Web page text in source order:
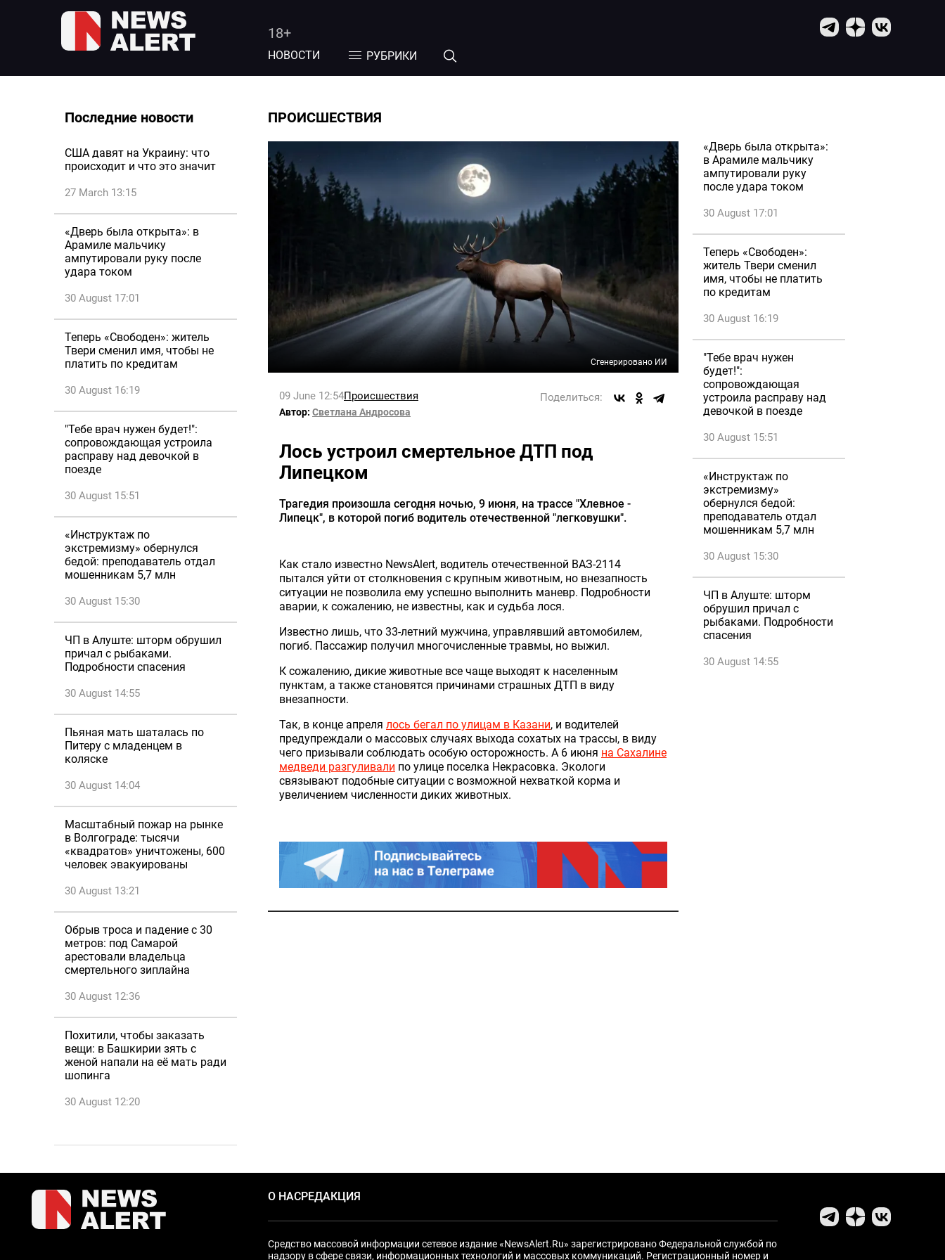
18+
НОВОСТИ РУБРИКИ
Последние новости
США давят на Украину: что
происходит и что это значит
27 March 13:15
«Дверь была открыта»: в
Арамиле мальчику
ампутировали руку после
удара током
30 August 17:01
Теперь «Свободен»: житель
Твери сменил имя, чтобы не
платить по кредитам
30 August 16:19
"Тебе врач нужен будет!":
сопровождающая устроила
расправу над девочкой в
поезде
30 August 15:51
«Инструктаж по
экстремизму» обернулся
бедой: преподаватель отдал
мошенникам 5,7 млн
30 August 15:30
ЧП в Алуште: шторм обрушил
причал с рыбаками.
Подробности спасения
30 August 14:55
Пьяная мать шаталась по
Питеру с младенцем в
коляске
30 August 14:04
Масштабный пожар на рынке
в Волгограде: тысячи
«квадратов» уничтожены, 600
человек эвакуированы
30 August 13:21
Обрыв троса и падение с 30
метров: под Самарой
арестовали владельца
смертельного зиплайна
30 August 12:36
Похитили, чтобы заказать
вещи: в Башкирии зять с
женой напали на её мать ради
шопинга
30 August 12:20
ПРОИСШЕСТВИЯ
Сгенерировано ИИ
09 June 12:54Происшествия Поделиться:
Автор: Светлана Андросова
Лось устроил смертельное ДТП под
Липецком
Трагедия произошла сегодня ночью, 9 июня, на трассе "Хлевное -
Липецк", в которой погиб водитель отечественной "легковушки".
Как стало известно NewsAlert, водитель отечественной ВАЗ-2114
пытался уйти от столкновения с крупным животным, но внезапность
ситуации не позволила ему успешно выполнить маневр. Подробности
аварии, к сожалению, не известны, как и судьба лося.
Известно лишь, что 33-летний мужчина, управлявший автомобилем,
погиб. Пассажир получил многочисленные травмы, но выжил.
К сожалению, дикие животные все чаще выходят к населенным
пунктам, а также становятся причинами страшных ДТП в виду
внезапности.
Так, в конце апреля лось бегал по улицам в Казани, и водителей
предупреждали о массовых случаях выхода сохатых на трассы, в виду
чего призывали соблюдать особую осторожность. А 6 июня на Сахалине
медведи разгуливали по улице поселка Некрасовка. Экологи
связывают подобные ситуации с возможной нехваткой корма и
увеличением численности диких животных.
«Дверь была открыта»:
в Арамиле мальчику
ампутировали руку
после удара током
30 August 17:01
Теперь «Свободен»:
житель Твери сменил
имя, чтобы не платить
по кредитам
30 August 16:19
"Тебе врач нужен
будет!":
сопровождающая
устроила расправу над
девочкой в поезде
30 August 15:51
«Инструктаж по
экстремизму»
обернулся бедой:
преподаватель отдал
мошенникам 5,7 млн
30 August 15:30
ЧП в Алуште: шторм
обрушил причал с
рыбаками. Подробности
спасения
30 August 14:55
О НАСРЕДАКЦИЯ
Средство массовой информации сетевое издание «NewsAlert.Ru» зарегистрировано Федеральной службой по
надзору в сфере связи, информационных технологий и массовых коммуникаций. Регистрационный номер и